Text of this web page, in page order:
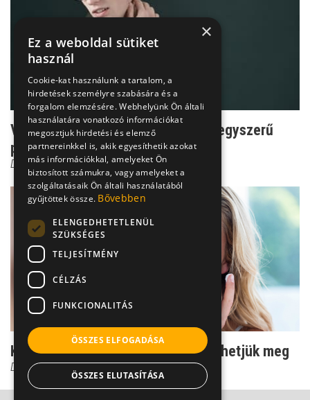
Viszketés: komoly betegségek az egyszerű
panasz mögött
Dr. Tisza Tímea
Kisebesedett, száraz bőr - így előzhetjük meg
Dr. Papp Ildikó
×
Ez a weboldal sütiket
használ
Cookie-kat használunk a tartalom, a
hirdetések személyre szabására és a
forgalom elemzésére. Webhelyünk Ön általi
használatára vonatkozó információkat
megosztjuk hirdetési és elemző
partnereinkkel is, akik egyesíthetik azokat
más információkkal, amelyeket Ön
biztosított számukra, vagy amelyeket a
szolgáltatásaik Ön általi használatából
gyűjtöttek össze. Bővebben
ELENGEDHETETLENÜL
SZÜKSÉGES
TELJESÍTMÉNY
CÉLZÁS
FUNKCIONALITÁS
ÖSSZES ELFOGADÁSA
ÖSSZES ELUTASÍTÁSA